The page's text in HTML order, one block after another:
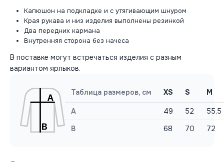
Капюшон на подкладке и с утягивающим шнуром
Края рукава и низ изделия выполнены резинкой
Два передних кармана
Внутренняя сторона без начеса
В поставке могут встречаться изделия с разным
вариантом ярлыков.
Таблица размеров, см XS S M
A 49 52
55,5
B
68 70 72